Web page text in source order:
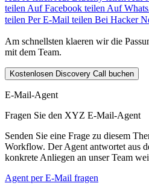
teilen Auf Facebook teilen Auf
teilen Per E-Mail teilen Bei Hacker
Am schnellsten klaeren wir die
mit dem Team.
Kostenlosen Discovery Call buchen
E-Mail-Agent
Fragen Sie den XYZ E-Mail-Agent
Senden Sie eine Frage zu diesem
Workflow. Der Agent antwortet aus
konkrete Anliegen an unser Team
Agent per E-Mail fragen